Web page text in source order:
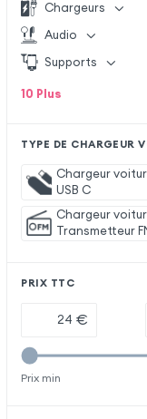
Chargeurs
Audio
Supports
10 Plus
TYPE DE CHARGEUR
Chargeur
USB C
Chargeur
Transmetteur
PRIX TTC
€
Prix min